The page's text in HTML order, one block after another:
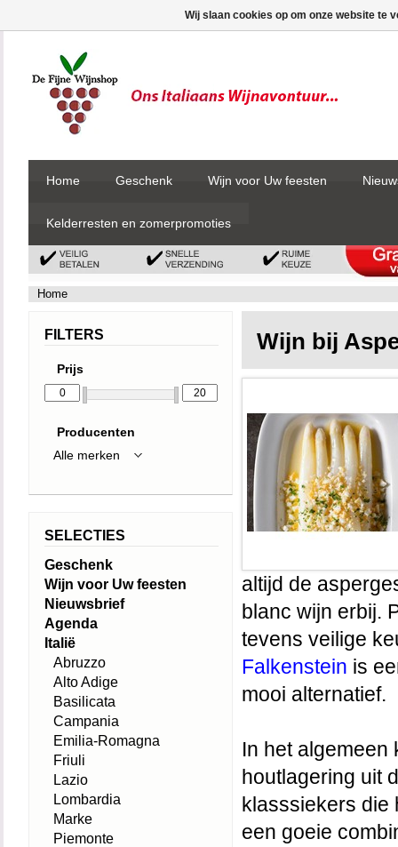
Home Geschenk Wijn voor Uw feesten
Kelderresten en zomerpromoties
Home
Wijn bij
altijd de
blanc wijn erbij.
tevens veilige
Falkenstein is
mooi alternatief.
In het algemeen
houtlagering uit
klasssiekers die
een goeie
FILTERS
Prijs
Producenten
SELECTIES
Geschenk
Wijn voor Uw feesten
Nieuwsbrief
Agenda
Italië
Abruzzo
Alto Adige
Basilicata
Campania
Emilia-Romagna
Friuli
Lazio
Lombardia
Marke
Piemonte
Wij slaan cookies op om onze website te